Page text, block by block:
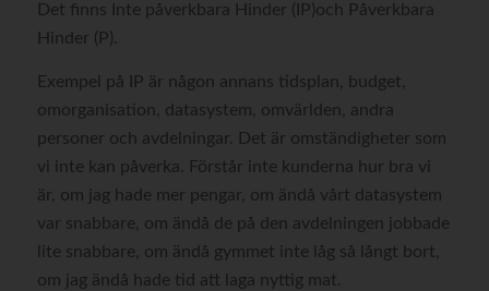
Det finns Inte påverkbara Hinder (IP)och Påverkbara
Hinder (P).
Exempel på IP är någon annans tidsplan, budget,
omorganisation, datasystem, omvärlden, andra
personer och avdelningar. Det är omständigheter som
vi inte kan påverka. Förstår inte kunderna hur bra vi
är, om jag hade mer pengar, om ändå vårt datasystem
var snabbare, om ändå de på den avdelningen jobbade
lite snabbare, om ändå gymmet inte låg så långt bort,
om jag ändå hade tid att laga nyttig mat.